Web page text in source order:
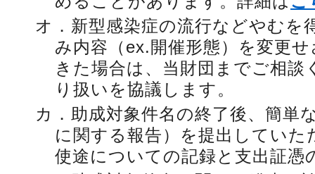
オ． 新型感染症の流行などやむを
み内容（ex.開催形態）を変更
きた場合は、当財団までご相
り扱いを協議します。
カ． 助成対象件名の終了後、簡単
に関する報告）を提出してい
使途についての記録と支出証憑